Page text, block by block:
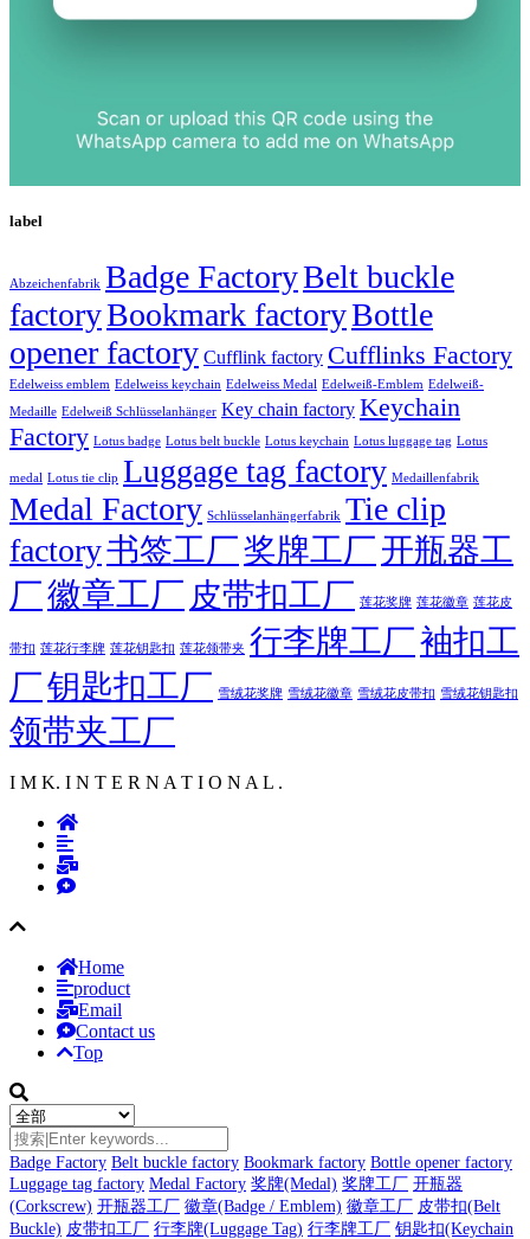
label
Abzeichenfabrik Badge FactoryBelt buckle
factoryBookmark factoryBottle
opener factory Cufflink factory Cufflinks Factory
Edelweiss emblem Edelweiss keychain Edelweiss Medal Edelweiß-Emblem Edelweiß-
Medaille Edelweiß Schlüsselanhänger Key chain factory Keychain
Factory Lotus badge Lotus belt buckle Lotus keychain Lotus luggage tag Lotus
medal Lotus tie clip Luggage tag factory Medaillenfabrik
Medal Factory Schlüsselanhängerfabrik Tie clip
factory书签工厂奖牌工厂开瓶器工
厂徽章工厂 皮带扣工厂 莲花奖牌 莲花徽章 莲花皮
带扣 莲花行李牌 莲花钥匙扣 莲花领带夹 行李牌工厂袖扣工
厂钥匙扣工厂 雪绒花奖牌 雪绒花徽章 雪绒花皮带扣 雪绒花钥匙扣
领带夹工厂
I M K. I N T E R N A T I O N A L .
Home
product
Email
Contact us
Top
Badge Factory Belt buckle factory Bookmark factory Bottle opener factory
Luggage tag factory Medal Factory 奖牌(Medal) 奖牌工厂 开瓶器
(Corkscrew) 开瓶器工厂 徽章(Badge / Emblem) 徽章工厂 皮带扣(Belt
Buckle) 皮带扣工厂 行李牌(Luggage Tag) 行李牌工厂 钥匙扣(Keychain